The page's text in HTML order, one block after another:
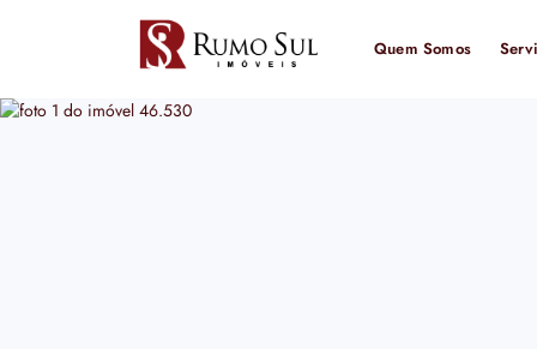
Quem Somos